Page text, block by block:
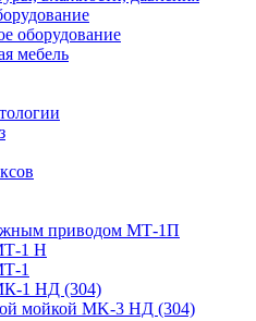
оборудование
мебель
приводом МТ-1П
1 Н
1
1 НД (304)
мойкой МK-3 НД (304)